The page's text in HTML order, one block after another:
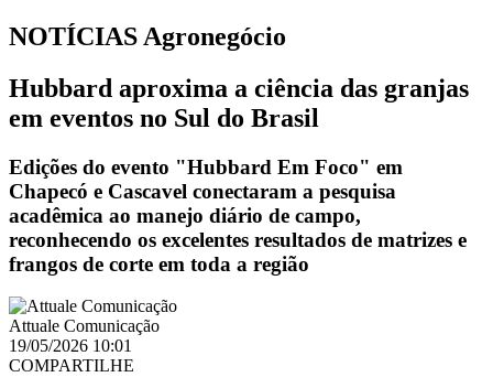
NOTÍCIAS Agronegócio
Hubbard aproxima a ciência das granjas
em eventos no Sul do Brasil
Edições do evento "Hubbard Em Foco" em
Chapecó e Cascavel conectaram a pesquisa
acadêmica ao manejo diário de campo,
reconhecendo os excelentes resultados de matrizes e
frangos de corte em toda a região
Attuale Comunicação
19/05/2026 10:01
COMPARTILHE